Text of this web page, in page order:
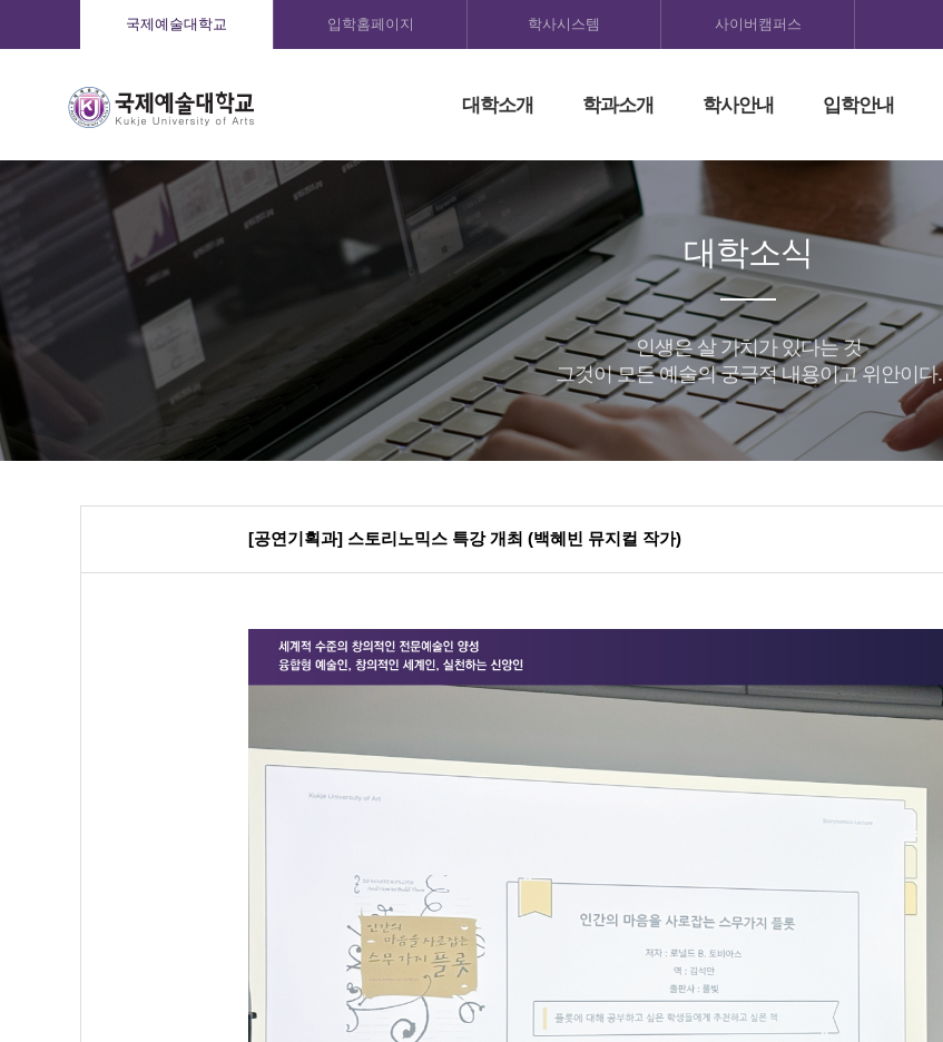
국제예술대학교 입학홈페이지 학사시스템 사이버캠퍼스
대학소개 학과소개 학사안내 입학안내
대학소식
인생은 살 가치가 있다는 것
그것이 모든 예술의 궁극적 내용이고 위안이다.
[공연기획과] 스토리노믹스 특강 개최 (백혜빈 뮤지컬 작가)